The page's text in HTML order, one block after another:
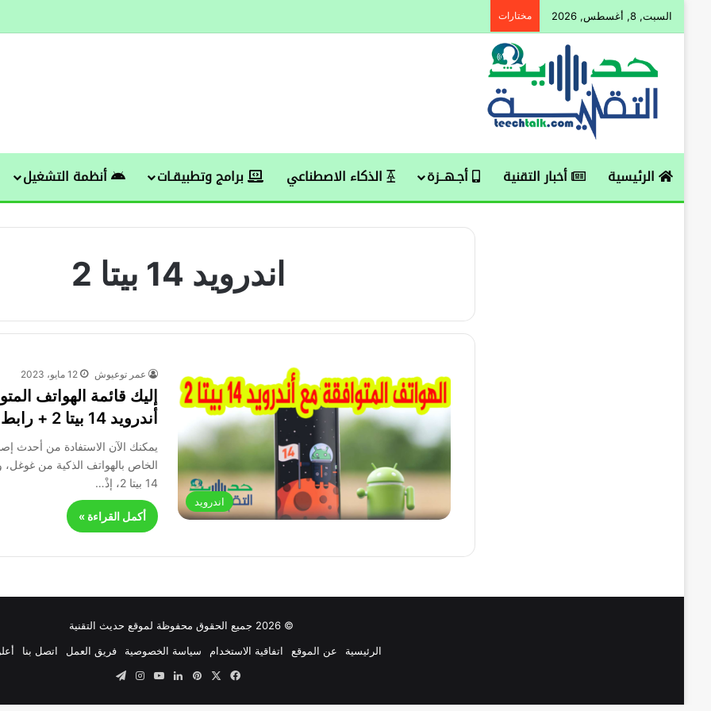
السبت, 8, أغسطس, 2026 مختارات
الرئيسية أخبار التقنية أجـهــزة الذكاء الاصطناعي برامج وتطبيقـات أنظمة التشغيل
اندرويد 14 بيتا 2
اندرويد
عمر توعيوش 12 مايو، 2023
إليك قائمة الهواتف
أندرويد 14 بيتا 2 + رابط التحميل
يمكنك الآن الاستفادة من أحدث
الخاص بالهواتف الذكية من غوغل،
14 بيتا 2، إذْ…
أكمل القراءة »
© 2026 جميع الحقوق محفوظة لموقع حديث التقنية
الرئيسية
عن الموقع اتفاقية الاستخدام سياسة الخصوصية فريق العمل اتصل بنا
فيسبوك
بينتيريستلينكدإن‫YouTubeانستقرام